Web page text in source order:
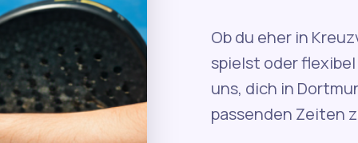
Ob du eher in
spielst oder
uns, dich in
passenden Zeiten